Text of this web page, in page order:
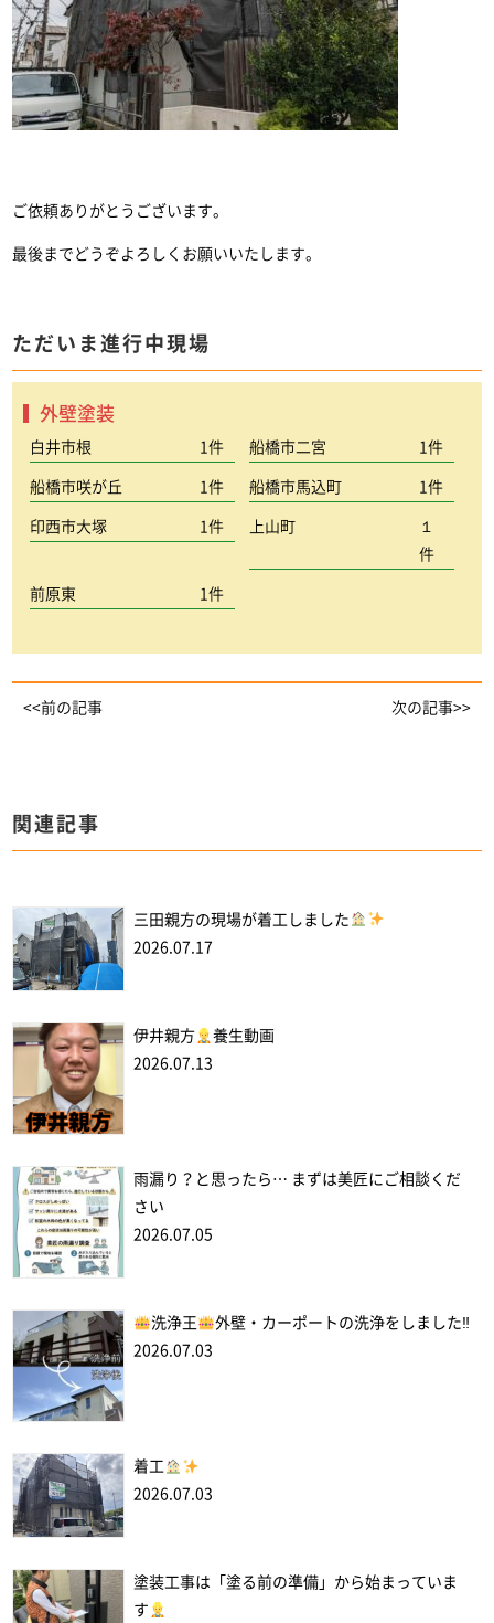
ご依頼ありがとうございます。
最後までどうぞよろしくお願いいたします。
ただいま進行中現場
外壁塗装
白井市根 1件 船橋市二宮 1件
船橋市咲が丘 1件 船橋市馬込町 1件
印西市大塚 1件 上山町
１
件
前原東 1件
<<前の記事 次の記事>>
関連記事
三田親方の現場が着工しました
2026.07.17
伊井親方
養生動画
2026.07.13
雨漏り？と思ったら… まずは美匠にご相談くだ
さい
2026.07.05
洗浄王
外壁・カーポートの洗浄をしました‼
2026.07.03
着工
2026.07.03
塗装工事は「塗る前の準備」から始まっていま
す